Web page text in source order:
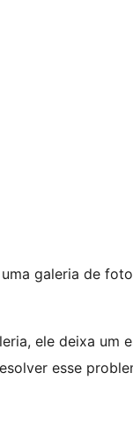
galeria de
ele deixa um
esse